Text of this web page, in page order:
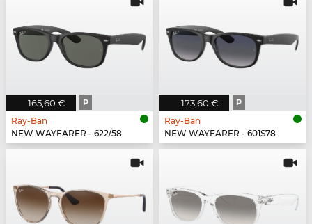
165,60 € P
Ray-Ban
NEW WAYFARER - 622/58
173,60 € P
Ray-Ban
NEW WAYFARER - 601S78